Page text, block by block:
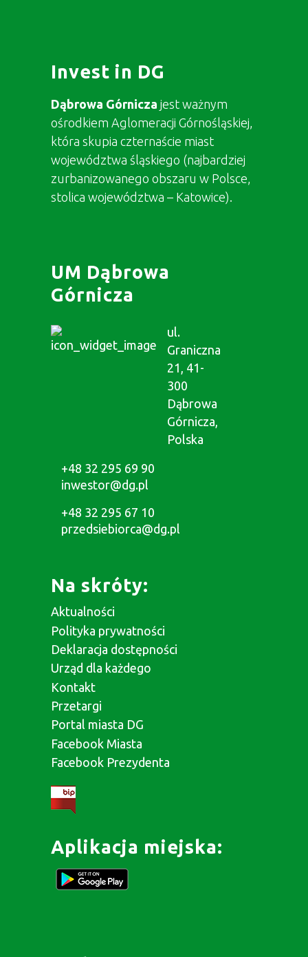
Invest in DG
Dąbrowa Górnicza jest ważnym
ośrodkiem Aglomeracji Górnośląskiej,
która skupia czternaście miast
województwa śląskiego (najbardziej
zurbanizowanego obszaru w Polsce,
stolica województwa – Katowice).
UM Dąbrowa
Górnicza
ul.
Graniczna
21, 41-
300
Dąbrowa
Górnicza,
Polska
+48 32 295 69 90
inwestor@dg.pl
+48 32 295 67 10
przedsiebiorca@dg.pl
Na skróty:
Aktualności
Polityka prywatności
Deklaracja dostępności
Urząd dla każdego
Kontakt
Przetargi
Portal miasta DG
Facebook Miasta
Facebook Prezydenta
Aplikacja miejska: